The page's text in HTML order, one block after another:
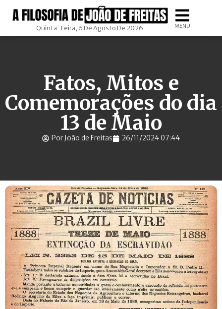
Quinta-Feira, 6 De Agosto De 2026 MENU
Fatos, Mitos e
Comemorações do dia
13 de Maio
Por João de Freitas 26/11/2024 07:44